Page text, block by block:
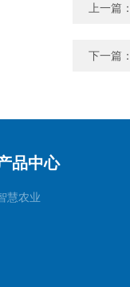
上一篇
下一篇
品中心
慧农业